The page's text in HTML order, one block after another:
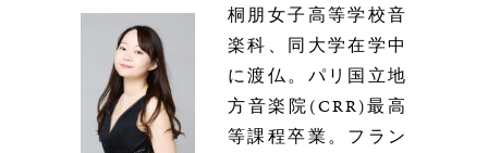
桐朋女子高等学校音
楽科、同大学在学中
に渡仏。パリ国立地
方音楽院(CRR)最高
等課程卒業。フラン